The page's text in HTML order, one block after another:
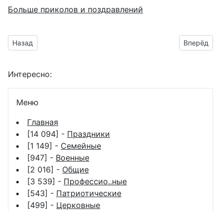
Больше приколов и поздравлений
Предыдущий материал: медведь ржёт анимашка к 1 апреля
Назад Вперёд
Интересно:
Меню
Главная
[14 094] - Праздники
[1 149] - Семейные
[947] - Военные
[2 016] - Общие
[3 539] - Профессио..ные
[543] - Патриотические
[499] - Церковные